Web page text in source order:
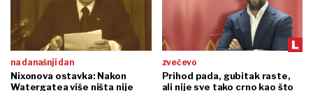
na današnji dan
Nixonova ostavka: Nakon
Watergatea više ništa nije
zvečevo
Prihod pada, gubitak raste,
ali nije sve tako crno kao što